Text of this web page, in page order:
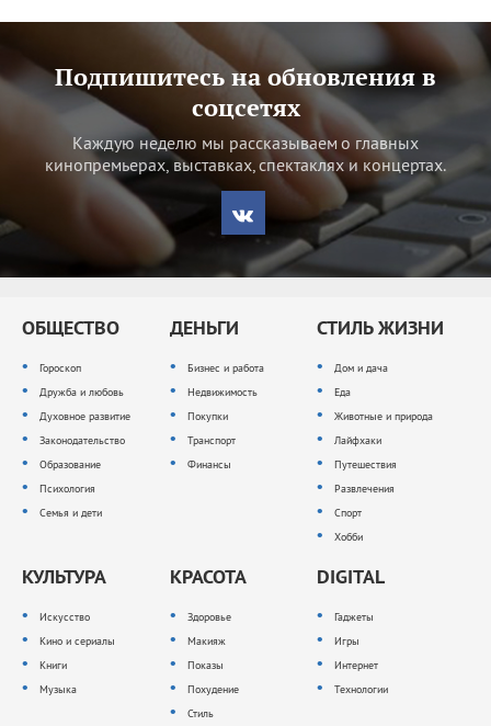
Подпишитесь на обновления в
соцсетях
Каждую неделю мы рассказываем о главных
кинопремьерах, выставках, спектаклях и концертах.
ОБЩЕСТВО
Гороскоп
Дружба и любовь
Духовное развитие
Законодательство
Образование
Психология
Семья и дети
ДЕНЬГИ
Бизнес и работа
Недвижимость
Покупки
Транспорт
Финансы
СТИЛЬ ЖИЗНИ
Дом и дача
Еда
Животные и природа
Лайфхаки
Путешествия
Развлечения
Спорт
Хобби
КУЛЬТУРА
Искусство
Кино и сериалы
Книги
Музыка
КРАСОТА
Здоровье
Макияж
Показы
Похудение
Стиль
DIGITAL
Гаджеты
Игры
Интернет
Технологии